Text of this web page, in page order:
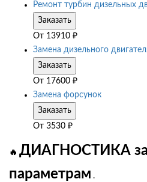
Ремонт турбин дизельных
Заказать
От 13910 ₽
Замена дизельного
Заказать
От 17600 ₽
Замена форсунок
Заказать
От 3530 ₽
🔥 ДИАГНОСТИКА за
параметрам .